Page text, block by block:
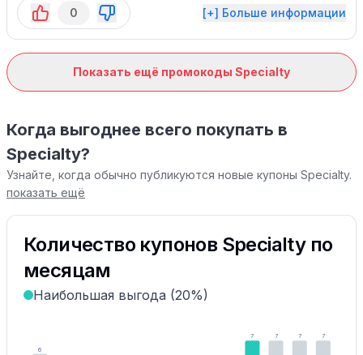
0 [+] Больше информации
Показать ещё промокоды Specialty
Когда выгоднее всего покупать в
Specialty?
Узнайте, когда обычно публикуются новые купоны Specialty.
показать ещё
Количество купонов Specialty по
месяцам
Наибольшая выгода (20%)
6
7 7 7 7